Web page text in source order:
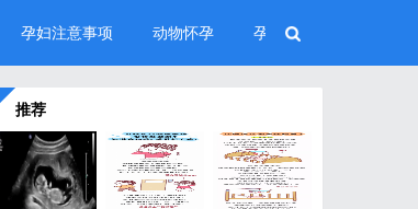
孕妇注意事项 动物怀孕 孕中期
推荐